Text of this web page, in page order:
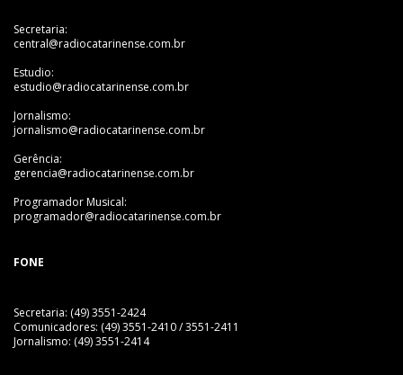
Secretaria:
central@radiocatarinense.com.br
Estudio:
estudio@radiocatarinense.com.br
Jornalismo:
jornalismo@radiocatarinense.com.br
Gerência:
gerencia@radiocatarinense.com.br
Programador Musical:
programador@radiocatarinense.com.br
FONE
Secretaria: (49) 3551-2424
Comunicadores: (49) 3551-2410 / 3551-2411
Jornalismo: (49) 3551-2414